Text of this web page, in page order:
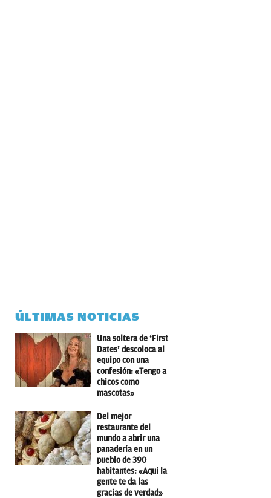
ÚLTIMAS NOTICIAS
Una soltera de ‘First
Dates’ descoloca al
equipo con una
confesión: «Tengo a
chicos como
mascotas»
Del mejor
restaurante del
mundo a abrir una
panadería en un
pueblo de 390
habitantes: «Aquí la
gente te da las
gracias de verdad»